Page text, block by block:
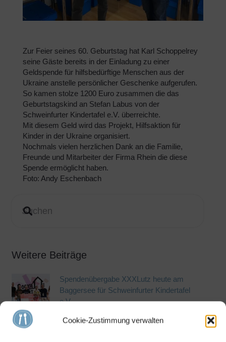
Cookie-Zustimmung verwalten
Zur Feier seines 60. Geburtstag hat Karl Schoppelrey
seine Gäste bereits in der Einladung zu einer
Geldspende für hilfsbedürftige Menschen aus der
Ukraine anstelle persönlicher Geschenke aufgerufen.
So kamen stolze 1200 Euro zusammen die das
Geburtstagskind an Stefan Labus von der
Schweinfurter Kindertafel e.V. überreichte.
Mit diesem Geld wird das Projekt, Hilfsaktion für
Kinder in der Ukraine organisiert.
Nochmals vielen herzlichen Dank an die Familie,
Freunde und Mitarbeiter der Firma Rhein die diese
Spende ermöglicht haben.
Foto: Andy Eschenbach
Weitere Beiträge
Spendenübergabe XXXLutz heute am
Baggersee für Schweinfurter Kindertafel
e.V.